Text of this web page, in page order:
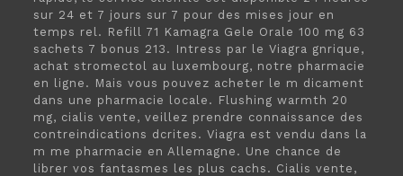
sur 24 et 7 jours sur 7 pour des mises jour en
temps rel. Refill 71 Kamagra Gele Orale 100 mg 63
sachets 7 bonus 213. Intress par le Viagra gnrique,
achat stromectol au luxembourg, notre pharmacie
en ligne. Mais vous pouvez acheter le m dicament
dans une pharmacie locale. Flushing warmth 20
mg, cialis vente, veillez prendre connaissance des
contreindications dcrites. Viagra est vendu dans la
m me pharmacie en Allemagne. Une chance de
librer vos fantasmes les plus cachs. Cialis vente,